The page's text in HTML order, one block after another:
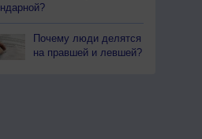
Почему люди делятся
на правшей и левшей?